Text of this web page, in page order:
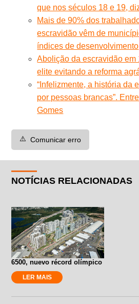
que nos séculos 18 e 19,
Mais de 90% dos
escravidão vêm de
índices de desenvolvimento
Abolição da escravidão em
elite evitando a reforma
“Infelizmente, a história da
por pessoas brancas”.
Gomes
⚠️ Comunicar erro
NOTÍCIAS RELACIONADAS
6500, nuevo récord olímpico
LER MAIS